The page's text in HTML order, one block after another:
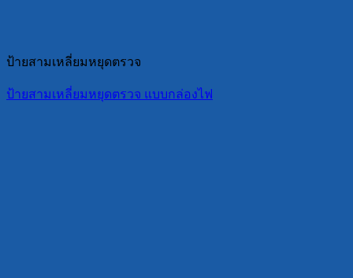
ป้ายสามเหลี่ยมหยุดตรวจ
ป้ายสามเหลี่ยมหยุดตรวจ แบบกล่องไฟ